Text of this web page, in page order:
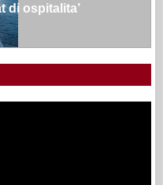
di ospitalita’